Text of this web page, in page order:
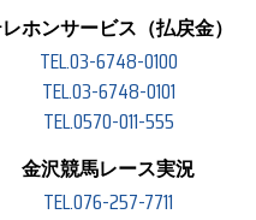
ホンサービス（払戻金）
TEL.03-6748-0100
TEL.03-6748-0101
TEL.0570-011-555
金沢競馬レース実況
TEL.076-257-7711